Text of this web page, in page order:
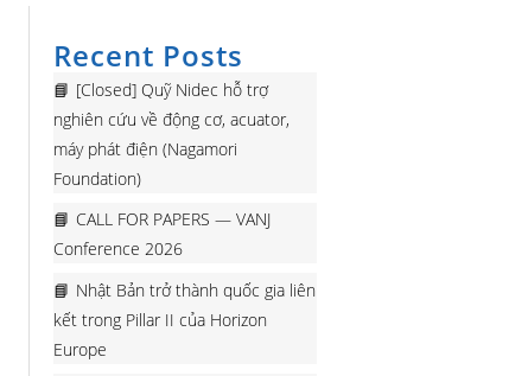
Recent Posts
[Closed] Quỹ Nidec hỗ trợ
nghiên cứu về động cơ, acuator,
máy phát điện (Nagamori
Foundation)
CALL FOR PAPERS — VANJ
Conference 2026
Nhật Bản trở thành quốc gia liên
kết trong Pillar II của Horizon
Europe